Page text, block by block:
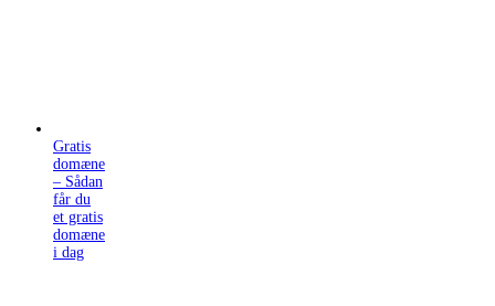
Gratis
domæne
– Sådan
får du
et gratis
domæne
i dag